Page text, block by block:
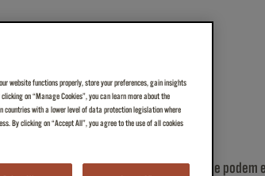
maior parte complexos (cash & carry) que
website functions properly, store your preferences, gain insights
on “Manage Cookies”, you can learn more about the
countries with a lower level of data protection legislation where
By clicking on “Accept All”, you agree to the use of all cookies